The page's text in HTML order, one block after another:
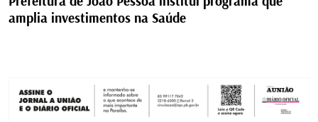
amplia investimentos na Saúde